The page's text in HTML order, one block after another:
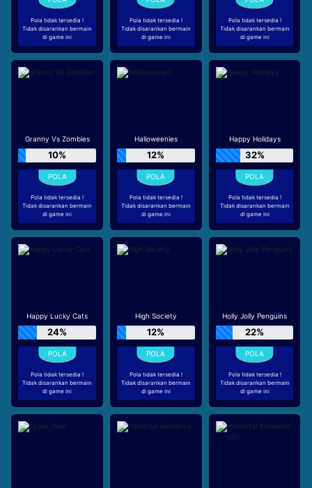
Pola tidak tersedia !
Tidak disarankan bermain
di game ini
Pola tidak tersedia !
Tidak disarankan bermain
di game ini
Pola tidak tersedia !
Tidak disarankan bermain
di game ini
Granny Vs Zombies
10%
Pola tidak tersedia !
Tidak disarankan bermain
di game ini
Halloweenies
12%
Pola tidak tersedia !
Tidak disarankan bermain
di game ini
Happy Holidays
32%
Pola tidak tersedia !
Tidak disarankan bermain
di game ini
Happy Lucky Cats
24%
Pola tidak tersedia !
Tidak disarankan bermain
di game ini
High Society
12%
Pola tidak tersedia !
Tidak disarankan bermain
di game ini
Holly Jolly Penguins
22%
Pola tidak tersedia !
Tidak disarankan bermain
di game ini